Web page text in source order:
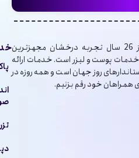
کلینیک‌ زیبایی ایرانیان با بیش از 26 سال تجربه درخشان مجهزترین
خدمات پوست و لیزر است. خدمات ارائه
روز جهان است و همه روزه در
همراهان خود رقم بزنیم.